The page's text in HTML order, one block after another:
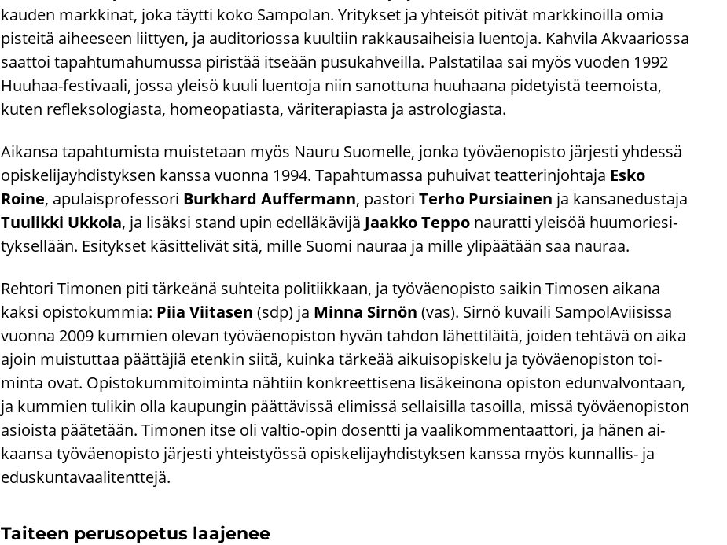
kau­den mark­ki­nat, joka täyt­ti koko Sam­po­lan. Yri­tyk­set ja yh­tei­söt pi­ti­vät mark­ki­noil­la omia
pis­tei­tä ai­hee­seen liit­tyen, ja au­di­to­rios­sa kuul­tiin rak­kausai­hei­sia luen­to­ja. Kah­vi­la Akvaa­rios­sa
saat­toi ta­pah­tu­ma­hu­mus­sa pi­ris­tää it­se­ään pusu­kah­veil­la. Pals­ta­ti­laa sai myös vuo­den 1992
Huuhaa-​festivaali, jossa ylei­sö kuuli luen­to­ja niin sa­not­tu­na huu­haa­na pi­de­tyis­tä tee­mois­ta,
kuten reflek­so­lo­gias­ta, ho­meo­pa­tias­ta, vä­ri­te­ra­pias­ta ja astro­lo­gias­ta.
Ai­kan­sa ta­pah­tu­mis­ta muis­te­taan myös Nauru Suo­mel­le, jonka työ­väen­opis­to jär­jes­ti yh­des­sä
opis­ke­li­jayh­dis­tyk­sen kans­sa vuon­na 1994. Ta­pah­tu­mas­sa pu­hui­vat teat­te­rin­joh­ta­ja Esko
Roine, apu­lais­pro­fes­so­ri Burk­hard Auf­fer­mann, pas­to­ri Terho Pur­siai­nen ja kan­san­edus­ta­ja
Tuu­lik­ki Uk­ko­la, ja li­säk­si stand upin edel­lä­kä­vi­jä Jaak­ko Tepponau­rat­ti ylei­söä huu­mo­rie­si­
tyk­sel­lään. Esi­tyk­set kä­sit­te­li­vät sitä, mille Suomi nau­raa ja mille yli­pää­tään saa nau­raa.
Reh­to­ri Ti­mo­nen piti tär­keä­nä suh­tei­ta po­li­tiik­kaan, ja työ­väen­opis­to sai­kin Ti­mo­sen ai­ka­na
kaksi opis­to­kum­mia: Piia Vii­ta­sen (sdp) ja Minna Sir­nön (vas). Sirnö ku­vai­li Sam­po­lA­vii­sis­sa
vuon­na 2009 kum­mien ole­van työ­väen­opis­ton hyvän tah­don lä­het­ti­läi­tä, joi­den teh­tä­vä on aika
ajoin muis­tut­taa päät­tä­jiä eten­kin siitä, kuin­ka tär­ke­ää ai­kuis­opis­ke­lu ja työ­väen­opis­ton toi­
min­ta ovat. Opis­to­kum­mi­toi­min­ta näh­tiin kon­kreet­ti­se­na li­sä­kei­no­na opis­ton edun­val­von­taan,
ja kum­mien tu­li­kin olla kau­pun­gin päät­tä­vis­sä eli­mis­sä sel­lai­sil­la ta­soil­la, missä työ­väen­opis­ton
asiois­ta pää­te­tään. Ti­mo­nen itse oli valtio-​opin do­sent­ti ja vaa­li­kom­men­taat­to­ri, ja hänen ai­
kaan­sa työ­väen­opis­to jär­jes­ti yh­teis­työs­sä opis­ke­li­jayh­dis­tyk­sen kans­sa myös kunnallis-​ ja
edus­kun­ta­vaa­li­tent­te­jä.
Tai­teen pe­rus­o­pe­tus laa­je­nee